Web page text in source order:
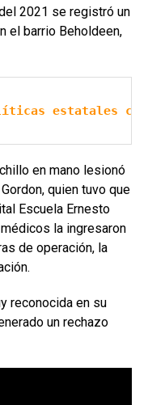
2021 se registró un
el barrio Beholdeen,
estatales
en mano lesionó
quien tuvo que
Escuela Ernesto
la ingresaron
de operación, la
reconocida en su
un rechazo